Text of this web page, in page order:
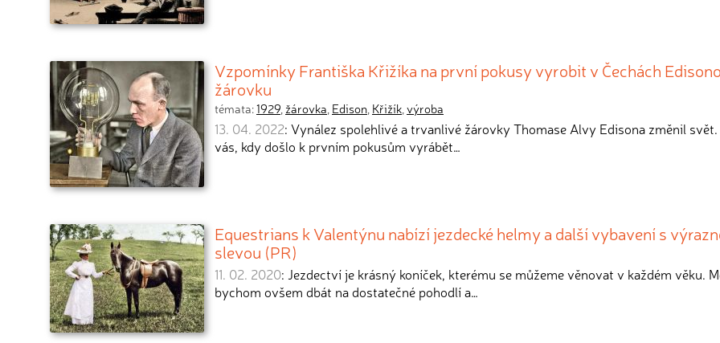
Vzpomínky Františka Křižíka na první pokusy vyrobit v Čechách
žárovku
témata:1929, žárovka, Edison, Křižík,výroba
13. 04. 2022: Vynález spolehlivé a trvanlivé žárovky Thomase Alvy Edisona změnil
vás, kdy došlo k prvním pokusům vyrábět…
Equestrians k Valentýnu nabízí jezdecké helmy a další vybavení s
slevou (PR)
11. 02. 2020: Jezdectví je krásný koníček, kterému se můžeme věnovat v každém věku.
bychom ovšem dbát na dostatečné pohodlí a…